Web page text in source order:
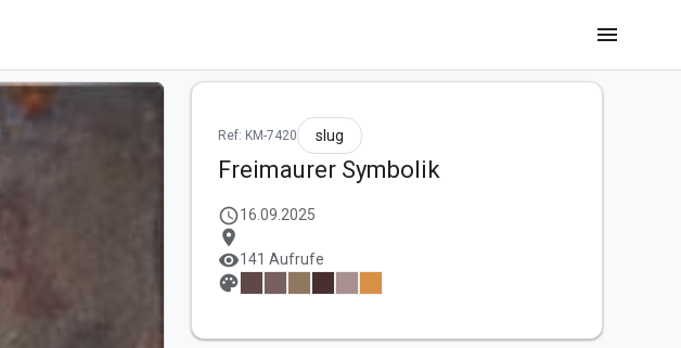
menu
Ref: KM-7420 slug
Freimaurer Symbolik
schedule16.09.2025
location_on
visibility141 Aufrufe
palette